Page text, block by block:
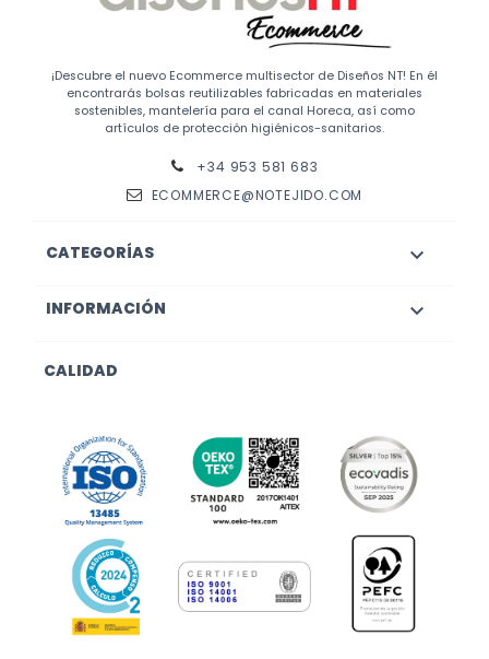
¡Descubre el nuevo Ecommerce multisector de Diseños NT! En él
encontrarás bolsas reutilizables fabricadas en materiales
sostenibles, mantelería para el canal Horeca, así como
artículos de protección higiénicos-sanitarios.
+34 953 581 683
ECOMMERCE@NOTEJIDO.COM
CATEGORÍAS 
INFORMACIÓN 
CALIDAD